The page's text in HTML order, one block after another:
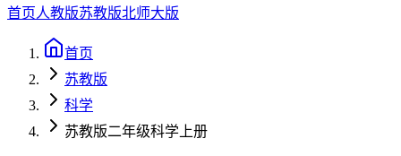
首页人教版苏教版北师大版
首页
苏教版
科学
苏教版二年级科学上册